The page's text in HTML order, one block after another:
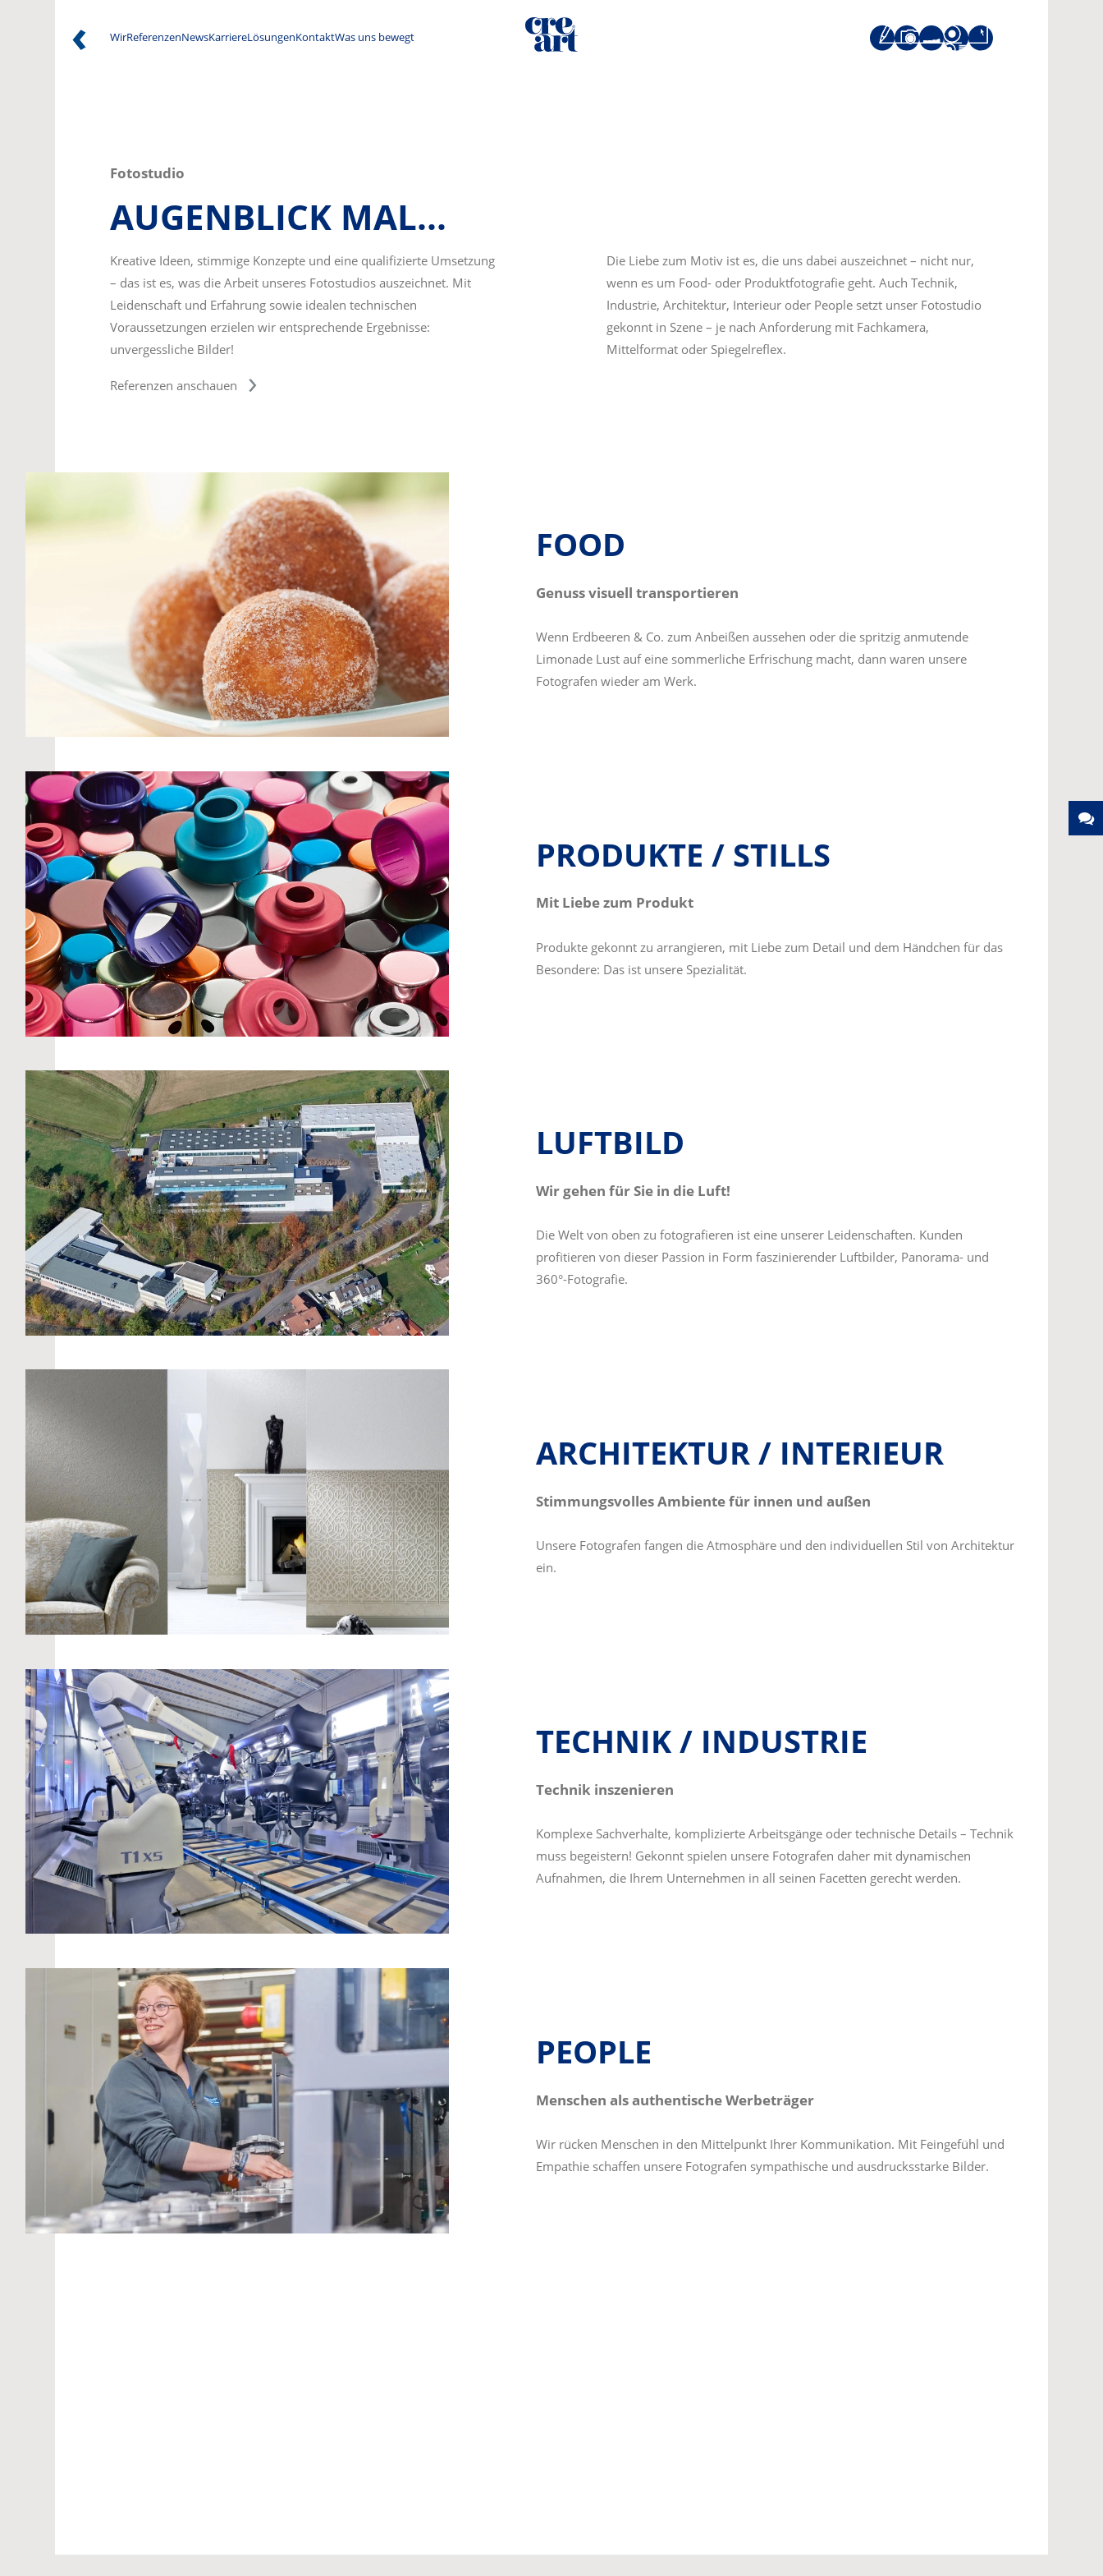
WirReferenzenNewsKarriereLösungenKontaktWas uns bewegt
Fotostudio
AUGENBLICK MAL...
Kreative Ideen, stimmige Konzepte und eine qualifizierte Umsetzung
– das ist es, was die Arbeit unseres Fotostudios auszeichnet. Mit
Leidenschaft und Erfahrung sowie idealen technischen
Voraussetzungen erzielen wir entsprechende Ergebnisse:
unvergessliche Bilder!
Die Liebe zum Motiv ist es, die uns dabei auszeichnet – nicht nur,
wenn es um Food- oder Produktfotografie geht. Auch Technik,
Industrie, Architektur, Interieur oder People setzt unser Fotostudio
gekonnt in Szene – je nach Anforderung mit Fachkamera,
Mittelformat oder Spiegelreflex.
Referenzen anschauen
FOOD
Genuss visuell transportieren
Wenn Erdbeeren & Co. zum Anbeißen aussehen oder die spritzig anmutende
Limonade Lust auf eine sommerliche Erfrischung macht, dann waren unsere
Fotografen wieder am Werk.
PRODUKTE / STILLS
Mit Liebe zum Produkt
Produkte gekonnt zu arrangieren, mit Liebe zum Detail und dem Händchen für das
Besondere: Das ist unsere Spezialität.
LUFTBILD
Wir gehen für Sie in die Luft!
Die Welt von oben zu fotografieren ist eine unserer Leidenschaften. Kunden
profitieren von dieser Passion in Form faszinierender Luftbilder, Panorama- und
360°-Fotografie.
ARCHITEKTUR / INTERIEUR
Stimmungsvolles Ambiente für innen und außen
Unsere Fotografen fangen die Atmosphäre und den individuellen Stil von Architektur
ein.
TECHNIK / INDUSTRIE
Technik inszenieren
Komplexe Sachverhalte, komplizierte Arbeitsgänge oder technische Details – Technik
muss begeistern! Gekonnt spielen unsere Fotografen daher mit dynamischen
Aufnahmen, die Ihrem Unternehmen in all seinen Facetten gerecht werden.
PEOPLE
Menschen als authentische Werbeträger
Wir rücken Menschen in den Mittelpunkt Ihrer Kommunikation. Mit Feingefühl und
Empathie schaffen unsere Fotografen sympathische und ausdrucksstarke Bilder.